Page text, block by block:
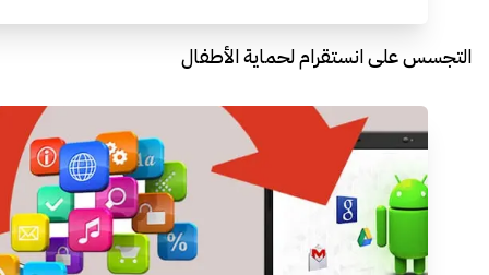
التجسس على انستقرام لحماية الأطفال